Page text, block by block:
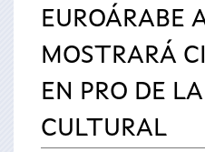
aquíEUROÁRABE
MOSTRARÁ
EN PRO DE
CULTURAL